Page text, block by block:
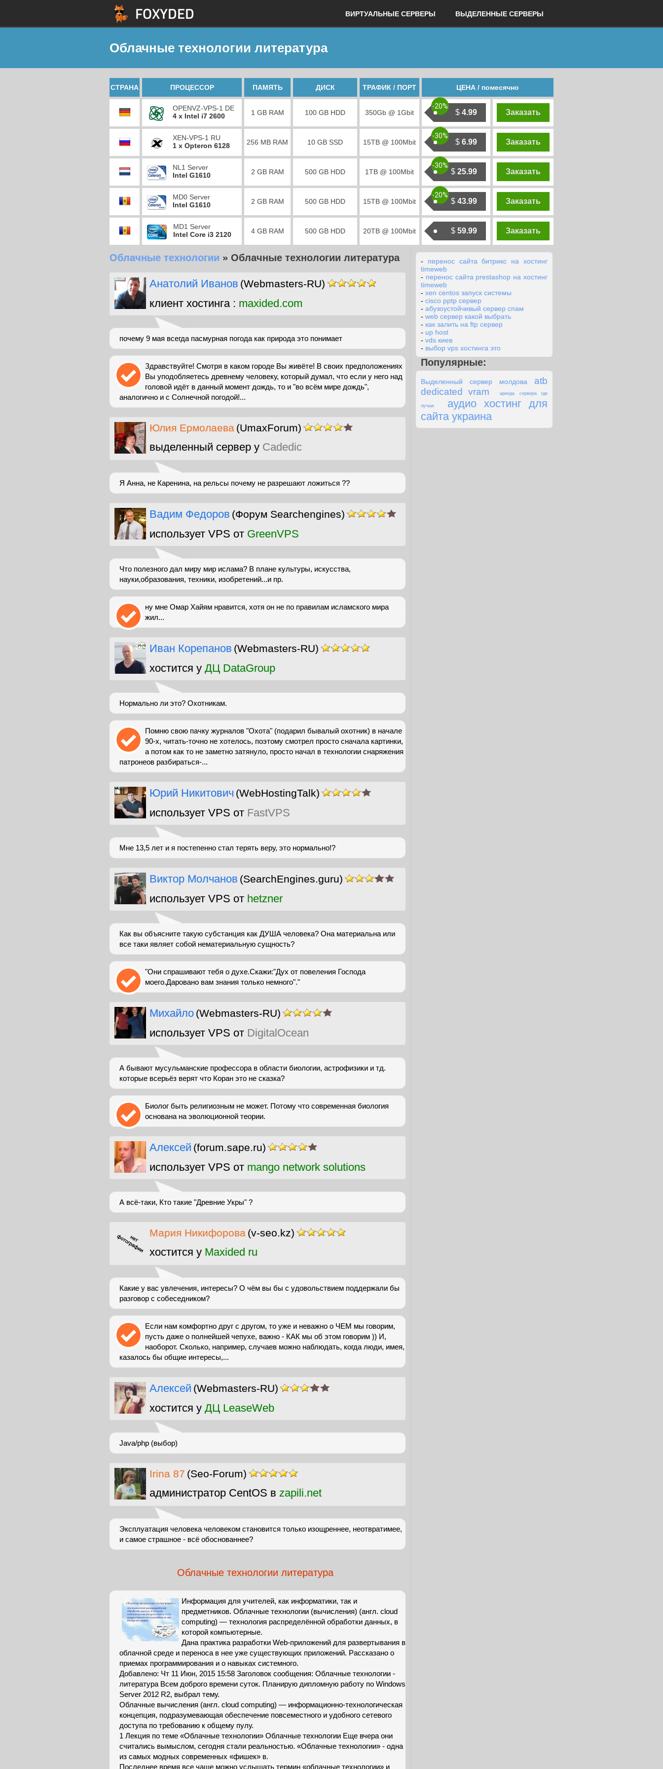
ВИРТУАЛЬНЫЕ СЕРВЕРЫ ВЫДЕЛЕННЫЕ СЕРВЕРЫ
Облачные технологии литература
СТРАНА ПРОЦЕССОР ПАМЯТЬ ДИСК ТРАФИК / ПОРТ ЦЕНА / помесячно
OPENVZ-VPS-1 DE
4 x Intel i7 2600
1 GB RAM 100 GB HDD 350Gb @ 1Gbit $ 4.99
-20%
Заказать
XEN-VPS-1 RU
1 x Opteron 6128
256 MB RAM 10 GB SSD 15TB @ 100Mbit $ 6.99
-30%
Заказать
NL1 Server
Intel G1610
2 GB RAM 500 GB HDD 1TB @ 100Mbit $ 25.99
-30%
Заказать
MD0 Server
Intel G1610
2 GB RAM 500 GB HDD 15TB @ 100Mbit $ 43.99
-20%
Заказать
MD1 Server
Intel Core i3 2120
4 GB RAM 500 GB HDD 20TB @ 100Mbit $ 59.99 Заказать
Облачные технологии » Облачные технологии литература
Анатолий Иванов (Webmasters-RU)
клиент хостинга : maxided.com
почему 9 мая всегда пасмурная погода как природа это понимает
Здравствуйте! Смотря в каком городе Вы живёте! В своих предположениях
Вы уподобляетесь древнему человеку, который думал, что если у него над
головой идёт в данный момент дождь, то и "во всём мире дождь",
аналогично и с Солнечной погодой!...
Юлия Ермолаева (UmaxForum)
выделенный сервер у Cadedic
Я Анна, не Каренина, на рельсы почему не разрешают ложиться ??
Вадим Федоров (Форум Searchengines)
использует VPS от GreenVPS
Что полезного дал миру мир ислама? В плане культуры, искусства,
науки,образования, техники, изобретений...и пр.
ну мне Омар Хайям нравится, хотя он не по правилам исламского мира
жил...
Иван Корепанов (Webmasters-RU)
хостится у ДЦ DataGroup
Нормально ли это? Охотникам.
Помню свою пачку журналов "Охота" (подарил бывалый охотник) в начале
90-х, читать-точно не хотелось, поэтому смотрел просто сначала картинки,
а потом как то не заметно затянуло, просто начал в технологии снаряжения
патронеов разбираться-...
Юрий Никитович (WebHostingTalk)
использует VPS от FastVPS
Мне 13,5 лет и я постепенно стал терять веру, это нормально!?
Виктор Молчанов (SearchEngines.guru)
использует VPS от hetzner
Как вы объясните такую субстанция как ДУША человека? Она материальна или
все таки являет собой нематериальную сущность?
"Они спрашивают тебя о духе.Скажи:"Дух от повеления Господа
моего.Даровано вам знания только немного"."
Михайло (Webmasters-RU)
использует VPS от DigitalOcean
А бывают мусульманские профессора в области биологии, астрофизики и тд.
которые всерьёз верят что Коран это не сказка?
Биолог быть религиозным не может. Потому что современная биология
основана на эволюционной теории.
Алексей (forum.sape.ru)
использует VPS от mango network solutions
А всё-таки, Кто такие "Древние Укры" ?
Мария Никифорова (v-seo.kz)
хостится у Maxided ru
Какие у вас увлечения, интересы? О чём вы бы с удовольствием поддержали бы
разговор с собеседником?
Если нам комфортно друг с другом, то уже и неважно о ЧЕМ мы говорим,
пусть даже о полнейшей чепухе, важно - КАК мы об этом говорим )) И,
наоборот. Сколько, например, случаев можно наблюдать, когда люди, имея,
казалось бы общие интересы,...
Алексей (Webmasters-RU)
хостится у ДЦ LeaseWeb
Java/php (выбор)
Irina 87 (Seo-Forum)
администратор CentOS в zapili.net
Эксплуатация человека человеком становится только изощреннее, неотвратимее,
и самое страшное - всё обоснованнее?
Облачные технологии литература
Информация для учителей, как информатики, так и
предметников. Облачные технологии (вычисления) (англ. cloud
computing) — технология распределённой обработки данных, в
которой компьютерные.
Дана практика разработки Web-приложений для развертывания в
облачной среде и переноса в нее уже существующих приложений. Рассказано о
приемах программирования и о навыках системного.
Добавлено: Чт 11 Июн, 2015 15:58 Заголовок сообщения: Облачные технологии -
литература Всем доброго времени суток. Планирую дипломную работу по Windows
Server 2012 R2, выбрал тему.
Облачные вычисления (англ. cloud computing) — информационно-технологическая
концепция, подразумевающая обеспечение повсеместного и удобного сетевого
доступа по требованию к общему пулу.
1 Лекция по теме «Облачные технологии» Облачные технологии Еще вчера они
считались вымыслом, сегодня стали реальностью. «Облачные технологии» - одна
из самых модных современных «фишек» в.
Последнее время все чаще можно услышать термин «облачные технологии» и
- перенос сайта битрикс на хостинг
timeweb
- перенос сайта prestashop на хостинг
timeweb
- xen centos запуск системы
- cisco pptp сервер
- абузоустойчивый сервер спам
- web сервер какой выбрать
- как залить на ftp сервер
- up host
- vds киев
- выбор vps хостинга это
Популярные:
Выделенный сервер молдова
atb
dedicated vram
аренда сервера где
лучше
аудио хостинг для
сайта украина